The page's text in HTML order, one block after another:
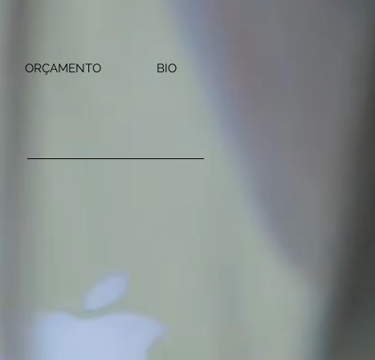
ORÇAMENTO BIO